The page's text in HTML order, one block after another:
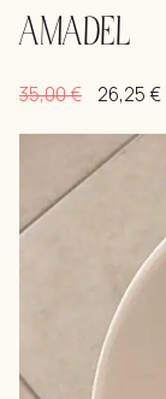
AMADEL
35,00€ 26,25€